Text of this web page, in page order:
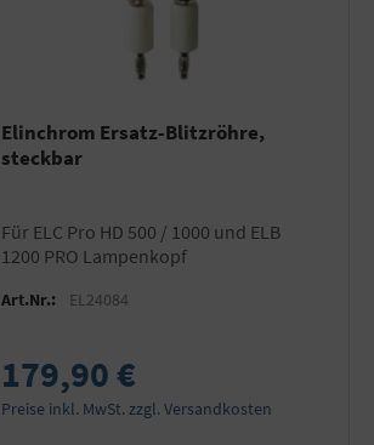
Elinchrom Ersatz-Blitzröhre,
steckbar
für ELC Pro HD 500 / 1000 und ELB
1200 PRO Lampenkopf
Art.Nr.: EL24084
179,90 €
Preise inkl. MwSt. zzgl. Versandkosten